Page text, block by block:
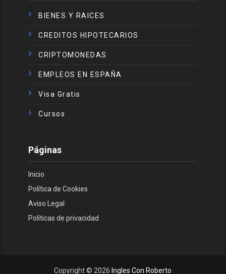
BIENES Y RAICES
CREDITOS HIPOTECARIOS
CRIPTOMONEDAS
EMPLEOS EN ESPAÑA
Visa Gratis
Cursos
Páginas
Inicio
Política de Cookies
Aviso Legal
Políticas de privacidad
Copyright © 2026 Ingles Con Roberto